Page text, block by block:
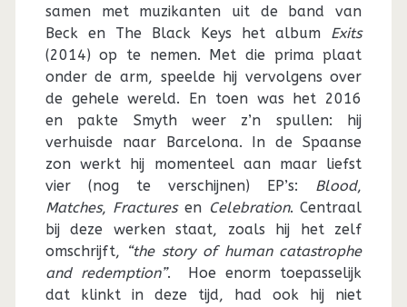
samen met muzikanten uit de band van
Beck en The Black Keys het album Exits
(2014) op te nemen. Met die prima plaat
onder de arm, speelde hij vervolgens over
de gehele wereld. En toen was het 2016
en pakte Smyth weer z’n spullen: hij
verhuisde naar Barcelona. In de Spaanse
zon werkt hij momenteel aan maar liefst
vier (nog te verschijnen) EP’s: Blood,
Matches, Fracturesen Celebration. Centraal
bij deze werken staat, zoals hij het zelf
omschrijft, “the story of human catastrophe
and redemption”. Hoe enorm toepasselijk
dat klinkt in deze tijd, had ook hij niet